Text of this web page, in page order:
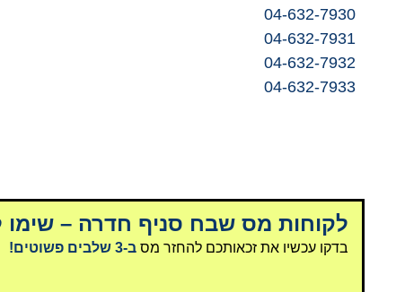
04-632-7930
04-632-7931
04-632-7932
04-632-7933
לקוחות מס שבח סניף חדרה – שימו
בדקו עכשיו את זכאותכם להחזר מס ב-3 שלבים פשוטים!